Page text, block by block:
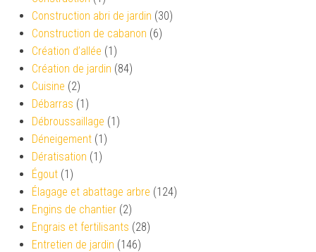
Construction abri de jardin (30)
Construction de cabanon (6)
Création d’allée (1)
Création de jardin (84)
Cuisine (2)
Débarras (1)
Débroussaillage (1)
Déneigement (1)
Dératisation (1)
Égout (1)
Élagage et abattage arbre (124)
Engins de chantier (2)
Engrais et fertilisants (28)
Entretien de jardin (146)